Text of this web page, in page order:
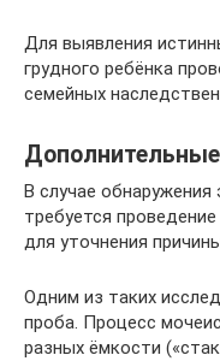
Для выявления
грудного ребёнка
семейных
В случае
требуется
для уточнения
Одним из таких
проба. Процесс
разных ёмкости